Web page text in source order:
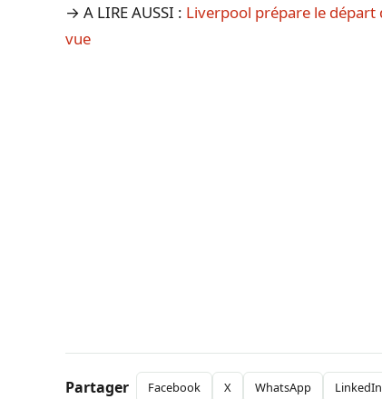
→ A LIRE AUSSI : Liverpool prépare le départ
vue
Partager Facebook X WhatsApp LinkedIn